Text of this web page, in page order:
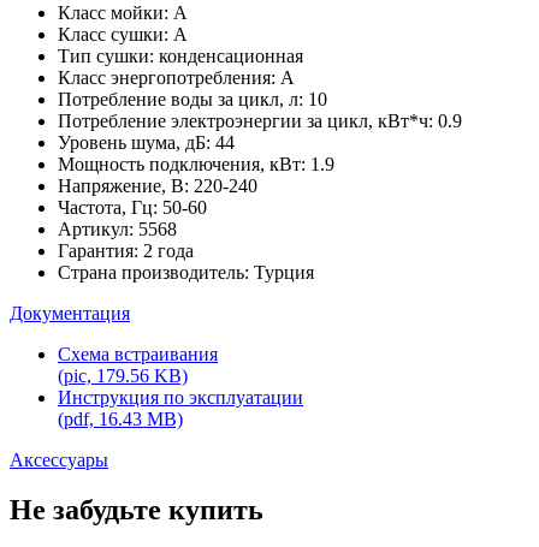
Класс мойки: А
Класс сушки: A
Тип сушки: конденсационная
Класс энергопотребления: A
Потребление воды за цикл, л: 10
Потребление электроэнергии за цикл, кВт*ч: 0.9
Уровень шума, дБ: 44
Мощность подключения, кВт: 1.9
Напряжение, В: 220-240
Частота, Гц: 50-60
Артикул: 5568
Гарантия: 2 года
Страна производитель: Турция
Документация
Схема встраивания
(pic, 179.56 KB)
Инструкция по эксплуатации
(pdf, 16.43 MB)
Аксессуары
Не забудьте купить